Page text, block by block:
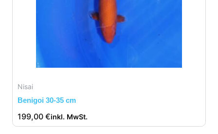
Nisai
Benigoi 30-35 cm
199,00 €inkl. MwSt.